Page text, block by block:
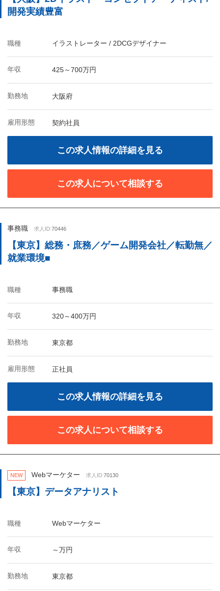
開発実績豊富
職種 イラストレーター / 2DCGデザイナー
年収 425～700万円
勤務地 大阪府
雇用形態 契約社員
この求人情報の詳細を見る
この求人について相談する
事務職 求人ID:70446
【東京】総務・庶務／ゲーム開発会社／転勤無／
就業環境■
職種 事務職
年収 320～400万円
勤務地 東京都
雇用形態 正社員
この求人情報の詳細を見る
この求人について相談する
NEW Webマーケター 求人ID:70130
【東京】データアナリスト
職種 Webマーケター
年収 ～万円
勤務地 東京都